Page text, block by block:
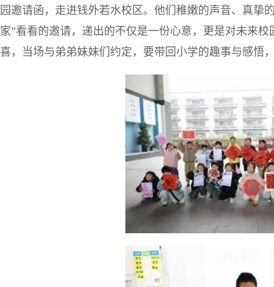
园邀请函，走进钱外若水校区。他们稚嫩的声音、真挚
家”看看的邀请，递出的不仅是一份心意，更是对未来
喜，当场与弟弟妹妹们约定，要带回小学的趣事与感悟